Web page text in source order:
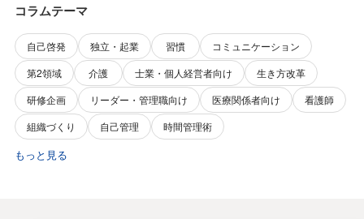
コラムテーマ
自己啓発 独立・起業 習慣
コミュニケーション
第2領域
介護 士業・個人経営者向け
生き方改革
研修企画
リーダー・管理職向け 医療関係者向け
看護師
組織づくり
自己管理 時間管理術
もっと見る